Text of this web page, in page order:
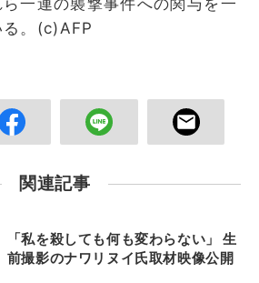
。(c)AFP
関連記事
「私を殺しても何も変わらない」 生
前撮影のナワリヌイ氏取材映像公開